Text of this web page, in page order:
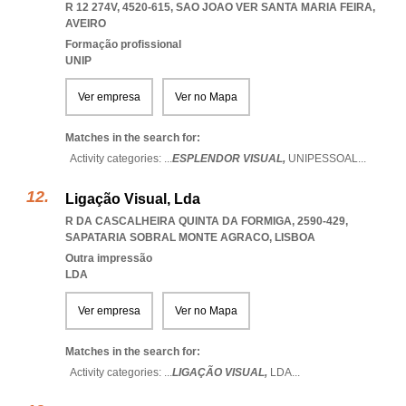
R 12 274V, 4520-615, SAO JOAO VER SANTA MARIA FEIRA,
AVEIRO
Formação profissional
UNIP
Ver empresa Ver no Mapa
Matches in the search for:
Activity categories: ...ESPLENDOR VISUAL, UNIPESSOAL...
Ligação Visual, Lda
R DA CASCALHEIRA QUINTA DA FORMIGA, 2590-429,
SAPATARIA SOBRAL MONTE AGRACO, LISBOA
Outra impressão
LDA
Ver empresa Ver no Mapa
Matches in the search for:
Activity categories: ...LIGAÇÃO VISUAL, LDA...